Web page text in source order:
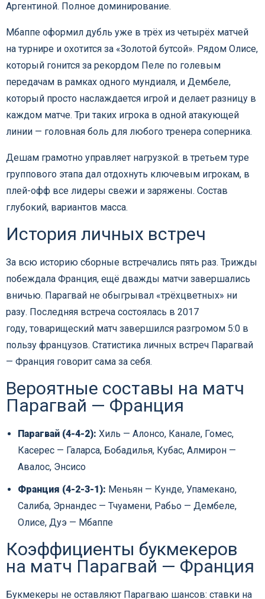
Аргентиной. Полное доминирование.
Мбаппе оформил дубль уже в трёх из четырёх матчей
на турнире и охотится за «Золотой бутсой». Рядом Олисе,
который гонится за рекордом Пеле по голевым
передачам в рамках одного мундиаля, и Дембеле,
который просто наслаждается игрой и делает разницу в
каждом матче. Три таких игрока в одной атакующей
линии — головная боль для любого тренера соперника.
Дешам грамотно управляет нагрузкой: в третьем туре
группового этапа дал отдохнуть ключевым игрокам, в
плей-офф все лидеры свежи и заряжены. Состав
глубокий, вариантов масса.
История личных встреч
За всю историю сборные встречались пять раз. Трижды
побеждала Франция, ещё дважды матчи завершались
вничью. Парагвай не обыгрывал «трёхцветных» ни
разу. Последняя встреча состоялась в 2017
году, товарищеский матч завершился разгромом 5:0 в
пользу французов. Статистика личных встреч Парагвай
— Франция говорит сама за себя.
Вероятные составы на матч
Парагвай — Франция
Парагвай (4-4-2): Хиль — Алонсо, Канале, Гомес,
Касерес — Галарса, Бобадилья, Кубас, Алмирон —
Авалос, Энсисо
Франция (4-2-3-1): Меньян — Кунде, Упамекано,
Салиба, Эрнандес — Тчуамени, Рабьо — Дембеле,
Олисе, Дуэ — Мбаппе
Коэффициенты букмекеров
на матч Парагвай — Франция
Букмекеры не оставляют Парагваю шансов: ставки на